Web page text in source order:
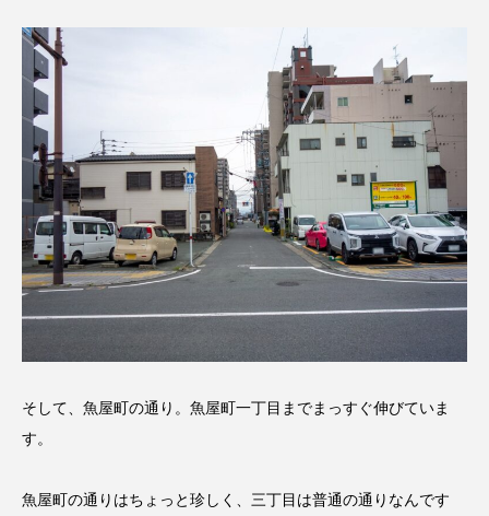
そして、魚屋町の通り。魚屋町一丁目までまっすぐ伸びていま
す。
魚屋町の通りはちょっと珍しく、三丁目は普通の通りなんです